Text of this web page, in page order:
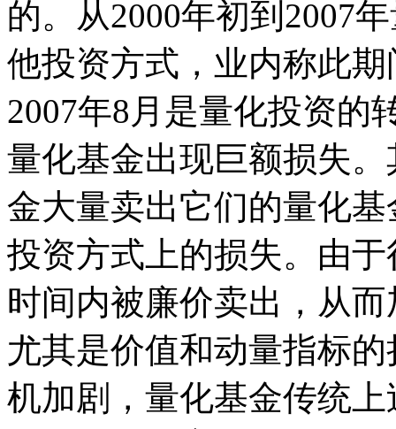
的。从2000年初到2007
他投资方式，业内称此
2007年8月是量化投资的
量化基金出现巨额损失
金大量卖出它们的量化
投资方式上的损失。由
时间内被廉价卖出，从
尤其是价值和动量指标
机加剧，量化基金传统